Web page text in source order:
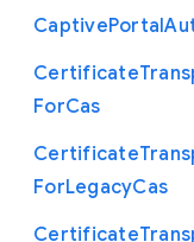
CaptivePortal
Certificate
ForCas
Certificate
ForLegacyCas
Certificate